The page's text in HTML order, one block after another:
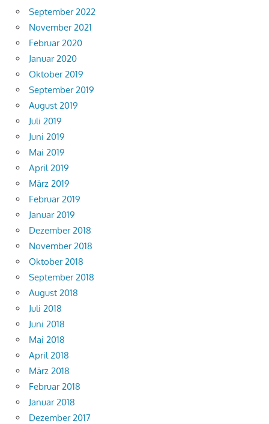
September 2022
November 2021
Februar 2020
Januar 2020
Oktober 2019
September 2019
August 2019
Juli 2019
Juni 2019
Mai 2019
April 2019
März 2019
Februar 2019
Januar 2019
Dezember 2018
November 2018
Oktober 2018
September 2018
August 2018
Juli 2018
Juni 2018
Mai 2018
April 2018
März 2018
Februar 2018
Januar 2018
Dezember 2017